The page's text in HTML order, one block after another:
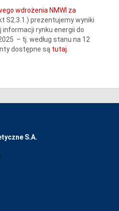
wdrożenia NMWI za
S2.3.1.) prezentujemy wyniki
rynku energii do
– tj. według stanu na 12
dostępne są tutaj
S.A.